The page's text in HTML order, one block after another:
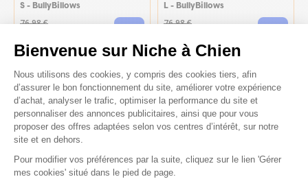
Bienvenue sur Niche à Chien
Plateforme de Gestion du
Nous utilisons des cookies, y compris des cookies tiers, afin
d’assurer le bon fonctionnement du site, améliorer votre expérience
d’achat, analyser le trafic, optimiser la performance du site et
personnaliser des annonces publicitaires, ainsi que pour vous
proposer des offres adaptées selon vos centres d’intérêt, sur notre
site et en dehors.
Pour modifier vos préférences par la suite, cliquez sur le lien 'Gérer
mes cookies' situé dans le pied de page.
Axeptio consent
S - BullyBillows
76,98 €
L - BullyBillows
76,98 €